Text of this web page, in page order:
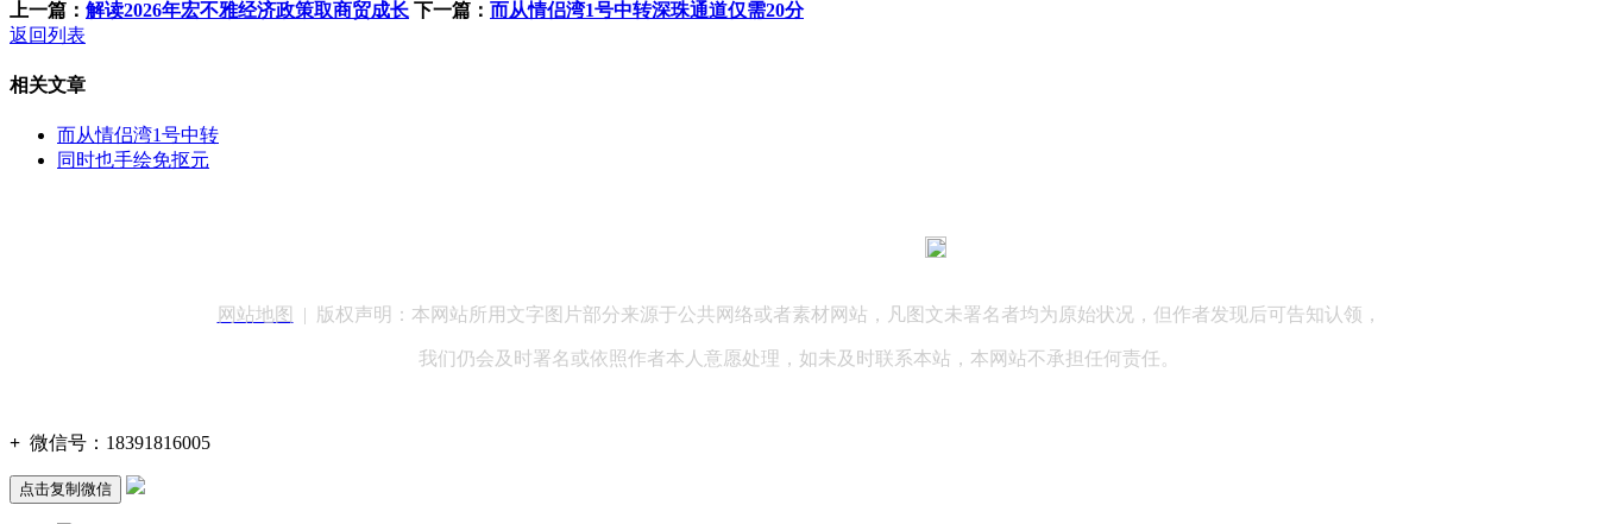
上一篇： 解读2026年宏不雅经济政策取商贸成长 下一篇： 而从情侣湾1号中转深珠通道仅需20分
返回列表
相关文章
而从情侣湾1号中转
同时也手绘免抠元
网站地图 | 版权声明：本网站所用文字图片部分来源于公共网络或者素材网站，凡图文未署名者均为原始状况，但作者发现后可告知认领，
我们仍会及时署名或依照作者本人意愿处理，如未及时联系本站，本网站不承担任何责任。
+ 微信号： 18391816005
点击复制微信